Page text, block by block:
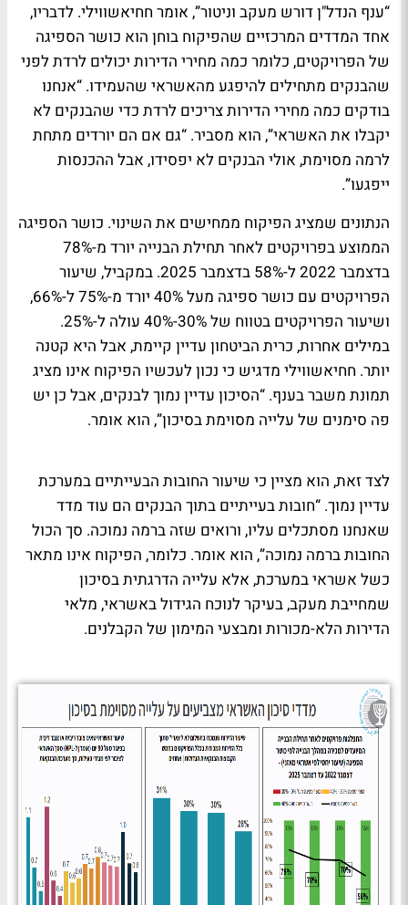
“ענף הנדל"ן דורש מעקב וניטור”, אומר חחיאשווילי. לדבריו,
אחד המדדים המרכזיים שהפיקוח בוחן הוא כושר הספיגה
של הפרויקטים, כלומר כמה מחירי הדירות יכולים לרדת לפני
שהבנקים מתחילים להיפגע מהאשראי שהעמידו. “אנחנו
בודקים כמה מחירי הדירות צריכים לרדת כדי שהבנקים לא
יקבלו את האשראי”, הוא מסביר. “גם אם הם יורדים מתחת
לרמה מסוימת, אולי הבנקים לא יפסידו, אבל ההכנסות
ייפגעו”.
הנתונים שמציג הפיקוח ממחישים את השינוי. כושר הספיגה
הממוצע בפרויקטים לאחר תחילת הבנייה יורד מ-78%
בדצמבר 2022 ל-58% בדצמבר 2025. במקביל, שיעור
הפרויקטים עם כושר ספיגה מעל 40% יורד מ-75% ל-66%,
ושיעור הפרויקטים בטווח של 30%-40% עולה ל-25%.
במילים אחרות, כרית הביטחון עדיין קיימת, אבל היא קטנה
יותר. חחיאשווילי מדגיש כי נכון לעכשיו הפיקוח אינו מציג
תמונת משבר בענף. “הסיכון עדיין נמוך לבנקים, אבל כן יש
פה סימנים של עלייה מסוימת בסיכון”, הוא אומר.
לצד זאת, הוא מציין כי שיעור החובות הבעייתיים במערכת
עדיין נמוך. “חובות בעייתיים בתוך הבנקים הם עוד מדד
שאנחנו מסתכלים עליו, ורואים שזה ברמה נמוכה. סך הכול
החובות ברמה נמוכה”, הוא אומר. כלומר, הפיקוח אינו מתאר
כשל אשראי במערכת, אלא עלייה הדרגתית בסיכון
שמחייבת מעקב, בעיקר לנוכח הגידול באשראי, מלאי
הדירות הלא-מכורות ומבצעי המימון של הקבלנים.